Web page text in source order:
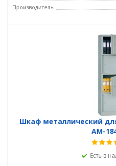
Производитель
Шкаф металлический
AM-
Есть в